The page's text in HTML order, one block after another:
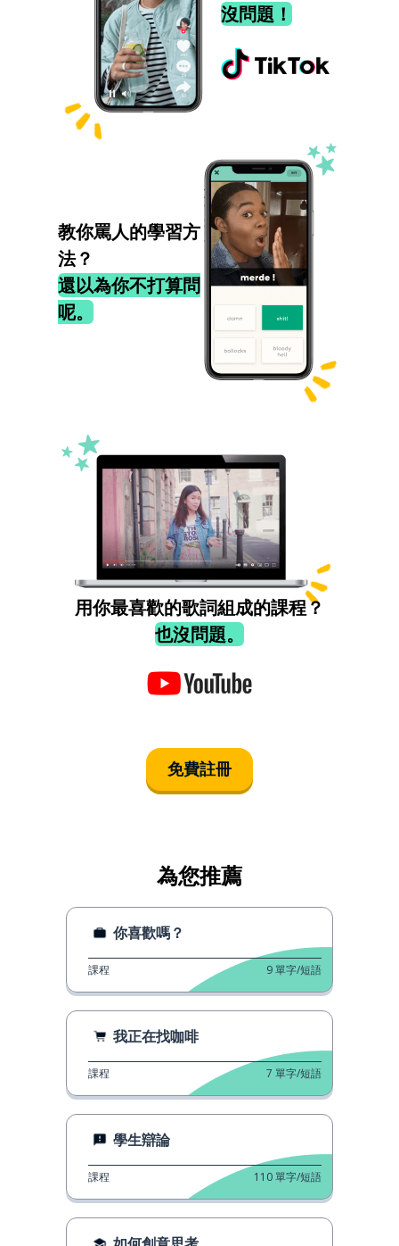
沒問題！
教你罵人的學習方
法？
還以為你不打算問
呢。
用你最喜歡的歌詞組成的課程？
也沒問題。
免費註冊
為您推薦
你喜歡嗎？
課程 9單字/短語
我正在找咖啡
課程 7 單字/短語
學生辯論
課程 110單字/短語